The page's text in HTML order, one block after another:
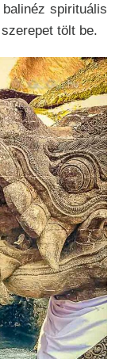
spirituális
tölt be.